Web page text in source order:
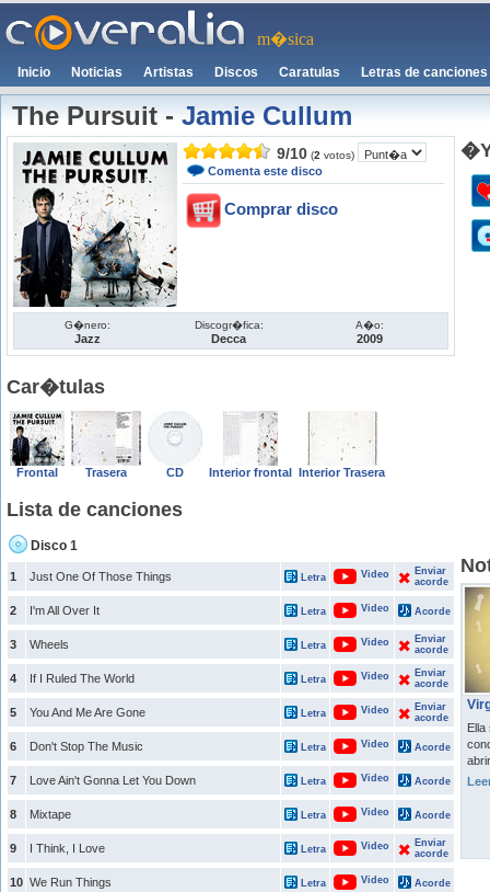
m�sica
Inicio Noticias Artistas Discos Caratulas Letras de canciones
The Pursuit-Jamie Cullum
9/10 (2 votos)
Comenta este disco
Comprar disco
G�nero:
Jazz
Discogr�fica:
Decca
A�o:
2009
Car�tulas
Frontal Trasera CD Interior frontal Interior Trasera
Lista de canciones
Disco 1
1 Just One Of Those Things Letra Video
Enviar
acorde
2 I'm All Over It Letra Video Acorde
3 Wheels Letra Video
Enviar
acorde
4 If I Ruled The World Letra Video
Enviar
acorde
5 You And Me Are Gone Letra Video
Enviar
acorde
6 Don't Stop The Music Letra Video Acorde
7 Love Ain't Gonna Let You Down Letra Video Acorde
8 Mixtape Letra Video Acorde
9 I Think, I Love Letra Video
Enviar
acorde
10 We Run Things Letra Video Acorde